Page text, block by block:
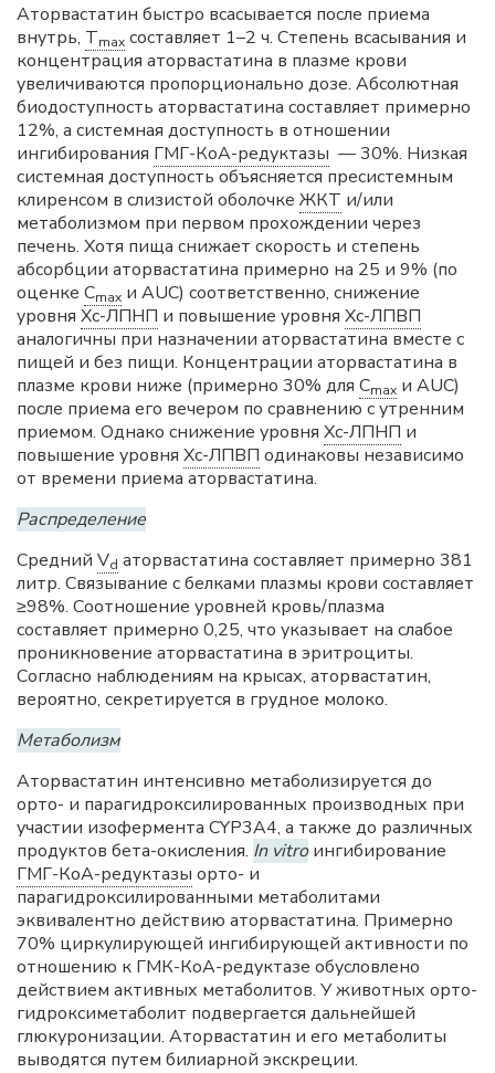
Аторвастатин быстро всасывается после приема
внутрь, Tmax составляет 1–2 ч. Степень всасывания и
концентрация аторвастатина в плазме крови
увеличиваются пропорционально дозе. Абсолютная
биодоступность аторвастатина составляет примерно
12%, а системная доступность в отношении
ингибирования ГМГ-КоА-редуктазы — 30%. Низкая
системная доступность объясняется пресистемным
клиренсом в слизистой оболочке ЖКТ и/или
метаболизмом при первом прохождении через
печень. Хотя пища снижает скорость и степень
абсорбции аторвастатина примерно на 25 и 9% (по
оценке Cmax и AUC) соответственно, снижение
уровня Хс-ЛПНП и повышение уровня Хс-ЛПВП
аналогичны при назначении аторвастатина вместе с
пищей и без пищи. Концентрации аторвастатина в
плазме крови ниже (примерно 30% для Cmax и AUC)
после приема его вечером по сравнению с утренним
приемом. Однако снижение уровня Хс-ЛПНП и
повышение уровня Хс-ЛПВП одинаковы независимо
от времени приема аторвастатина.
Распределение
Средний Vd аторвастатина составляет примерно 381
литр. Связывание с белками плазмы крови составляет
≥98%. Соотношение уровней кровь/плазма
составляет примерно 0,25, что указывает на слабое
проникновение аторвастатина в эритроциты.
Согласно наблюдениям на крысах, аторвастатин,
вероятно, секретируется в грудное молоко.
Метаболизм
Аторвастатин интенсивно метаболизируется до
орто- и парагидроксилированных производных при
участии изофермента CYP3A4, а также до различных
продуктов бета-окисления. In vitroингибирование
ГМГ-КоА-редуктазы орто- и
парагидроксилированными метаболитами
эквивалентно действию аторвастатина. Примерно
70% циркулирующей ингибирующей активности по
отношению к ГМК-КоА-редуктазе обусловлено
действием активных метаболитов. У животных орто-
гидроксиметаболит подвергается дальнейшей
глюкуронизации. Аторвастатин и его метаболиты
выводятся путем билиарной экскреции.